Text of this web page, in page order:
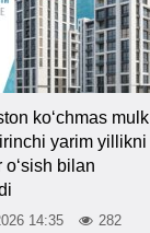
ko‘chmas mulk
yarim yillikni
o‘sish bilan
14:35 282